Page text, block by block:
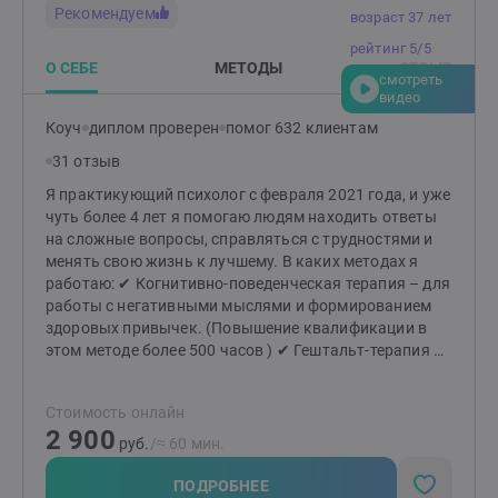
потерять бизнес, работу, страх нищетыСтрах
последствий больших денег, высокого статуса,
успехаСтрашно уйти с найма в свой бизнесТеряю
деньги, бизнес и др. повторяющиеся сценарии*
Семья, родители, отношенияОбиды на родителей,
взаимное непонимание, ссорыНеудовлетворенность
отношениями, конфликты, обидыПовторяющиеся
отношенийЛюбовная зависимость (утрата себя
в отношениях)Расставание, измена
партнераСложности в проявлении внимания, заботы,
любви к партнеру или детям* Сексологические
вопросыМы перестали хотеть друг другаПроблемы с
эрекцией, ожидание неудачиБыстро заканчиваюНет
оргазма / Не могу закончитьСтеснение,
скованностьНесовместимость желания с
мастурбацияПозднее начало половой жизни*
Значительные перемены в жизниПотеря/смерть
близкого человекаСложные переживания более года
после смерти близкого человекаПотеря работы,
возраст 37 лет
рейтинг 5/5
смотреть
видео
Рекомендуем
О СЕБЕ МЕТОДЫ ОТЗЫВ
Коуч диплом проверен помог 632 клиентам
31 отзыв
Я практикующий психолог с февраля 2021 года, и уже
чуть более 4 лет я помогаю людям находить ответы
на сложные вопросы, справляться с трудностями и
менять свою жизнь к лучшему. В каких методах я
работаю: ✔ Когнитивно-поведенческая терапия – для
работы с негативными мыслями и формированием
здоровых привычек. (Повышение квалификации в
этом методе более 500 часов ) ✔ Гештальт-терапия –
терапия – для разрешения конфликтов и укрепления
семейных связей. ✔ Коучинг – для постановки и
достижения целей, раскрытия вашего потенциала.
Как мы начнём работу? Мы начнём с
Стоимость онлайн
2 900 руб. /≈ 60 мин.
ПОДРОБНЕЕ